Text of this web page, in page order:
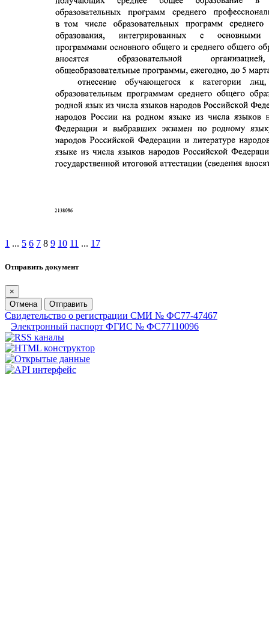
1 ... 5 6 7 8 9 10 11 ... 17
Отправить документ
×
Отмена
Отправить
Свидетельство о регистрации СМИ № ФС77-47467
Электронный паспорт ФГИС № ФС77110096